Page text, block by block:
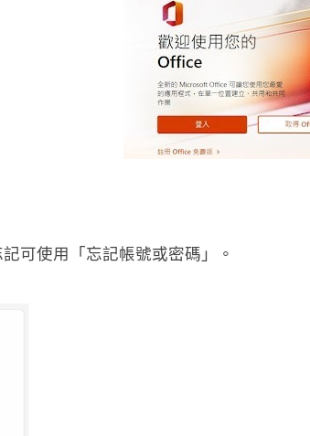
可使用 「忘記帳號或密碼」。